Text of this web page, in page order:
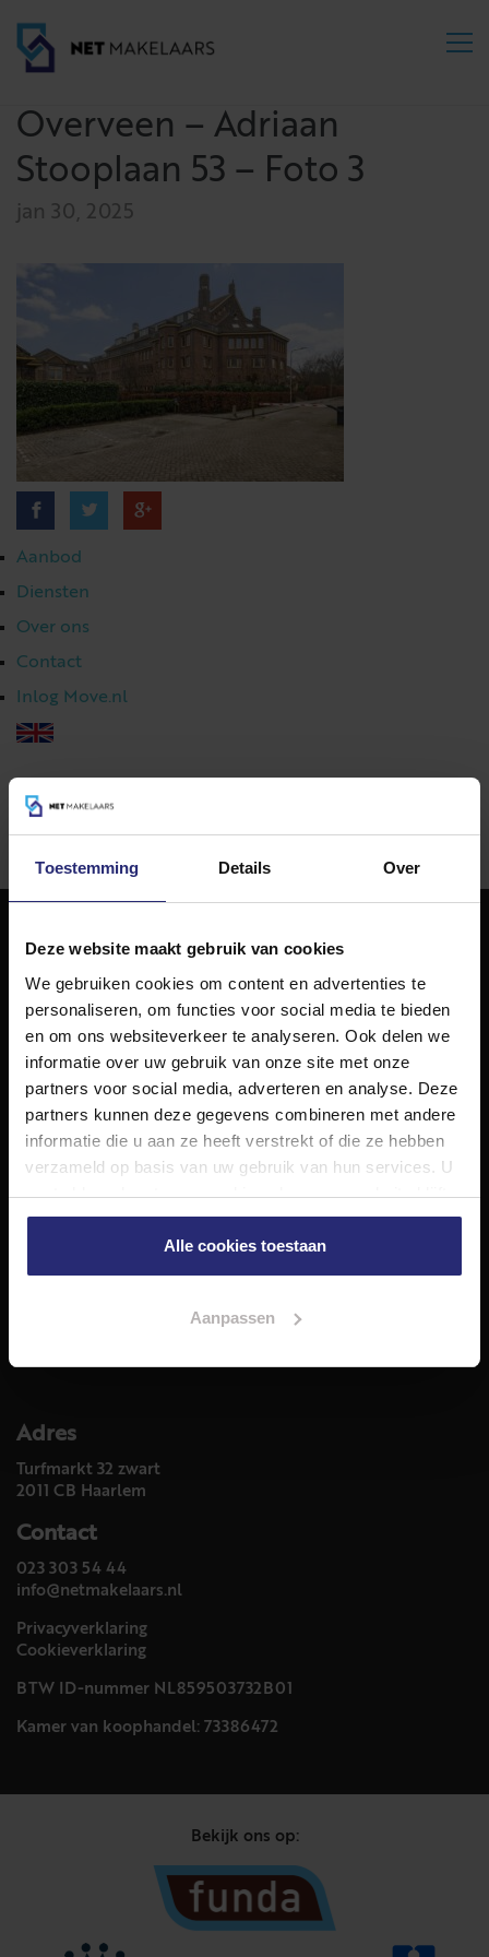
Toestemming Details Over
Deze website maakt gebruik van cookies
We gebruiken cookies om content en advertenties te
personaliseren, om functies voor social media te bieden
en om ons websiteverkeer te analyseren. Ook delen we
informatie over uw gebruik van onze site met onze
partners voor social media, adverteren en analyse. Deze
partners kunnen deze gegevens combineren met andere
informatie die u aan ze heeft verstrekt of die ze hebben
verzameld op basis van uw gebruik van hun services. U
gaat akkoord met onze cookies als u onze website blijft
gebruiken.
Alle cookies toestaan
Aanpassen
Overveen – Adriaan
Stooplaan 53 – Foto 3
jan 30, 2025
Aanbod
Diensten
Over ons
Contact
Inlog Move.nl
023 303 54 44
NET Makelaars
NET Makelaars is een modern makelaarskantoor met
decennialange ervaring in het vak en diepgaande kennis
van de huizenmarkt in Haarlem en omstreken.
Volg ons op
Diensten
Aankoop
Meer informatie over
Adres
Turfmarkt 32 zwart
2011 CB Haarlem
Contact
023 303 54 44
info@netmakelaars.nl
Privacyverklaring
Cookieverklaring
BTW ID-nummer NL859503732B01
Kamer van koophandel: 73386472
Bekijk ons op: